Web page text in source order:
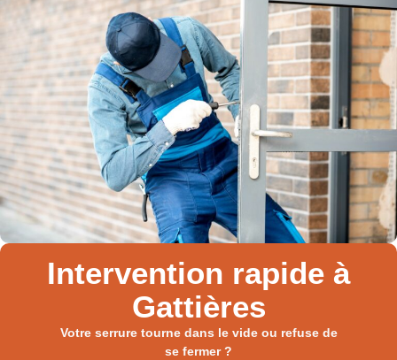
Intervention rapide à
Gattières
Votre serrure tourne dans le vide ou refuse de
se fermer ?